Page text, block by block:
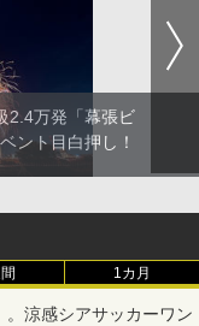
2.4万発「幕張ビ
ント目白押し！
1カ月
涼感シアサッカーワン